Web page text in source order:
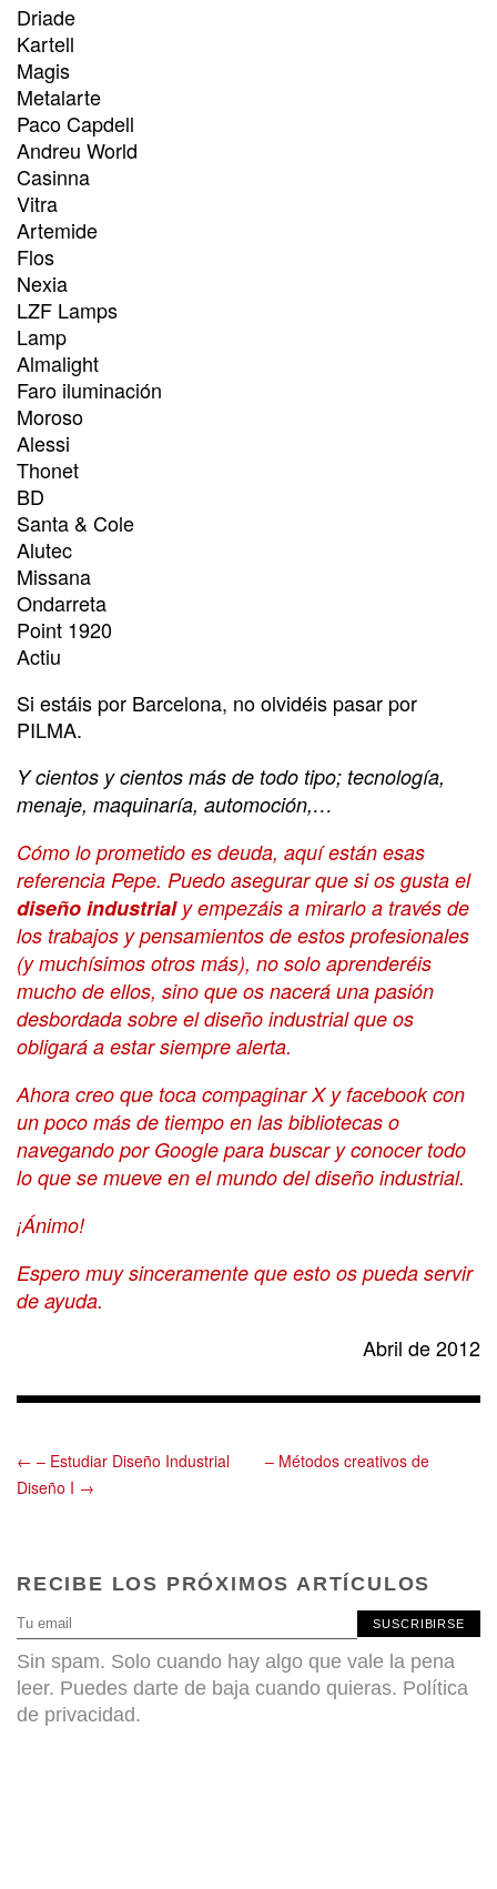
Driade
Kartell
Magis
Metalarte
Paco Capdell
Andreu World
Casinna
Vitra
Artemide
Flos
Nexia
LZF Lamps
Lamp
Almalight
Faro iluminación
Moroso
Alessi
Thonet
BD
Santa & Cole
Alutec
Missana
Ondarreta
Point 1920
Actiu
Si estáis por Barcelona, no olvidéis pasar por
PILMA.
Y cientos y cientos más de todo tipo; tecnología,
menaje, maquinaría, automoción,…
Cómo lo prometido es deuda, aquí están esas
referencia Pepe. Puedo asegurar que si os gusta el
diseño industrialy empezáis a mirarlo a través de
los trabajos y pensamientos de estos profesionales
(y muchísimos otros más), no solo aprenderéis
mucho de ellos, sino que os nacerá una pasión
desbordada sobre el diseño industrial que os
obligará a estar siempre alerta.
Ahora creo que toca compaginar X y facebook con
un poco más de tiempo en las bibliotecas o
navegando por Google para buscar y conocer todo
lo que se mueve en el mundo del diseño industrial.
¡Ánimo!
Espero muy sinceramente que esto os pueda servir
de ayuda.
Abril de 2012
← – Estudiar Diseño Industrial
– Métodos creativos de
Diseño I →
RECIBE LOS PRÓXIMOS ARTÍCULOS
SUSCRIBIRSE
Sin spam. Solo cuando hay algo que vale la pena
leer. Puedes darte de baja cuando quieras. Política
de privacidad.